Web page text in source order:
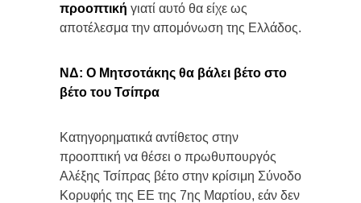
προοπτική γιατί αυτό θα είχε ως
αποτέλεσμα την απομόνωση της Ελλάδος.
ΝΔ: Ο Μητσοτάκης θα βάλει βέτο στο
βέτο του Τσίπρα
Κατηγορηματικά αντίθετος στην
προοπτική να θέσει ο πρωθυπουργός
Αλέξης Τσίπρας βέτο στην κρίσιμη Σύνοδο
Κορυφής της ΕΕ της 7ης Μαρτίου, εάν δεν